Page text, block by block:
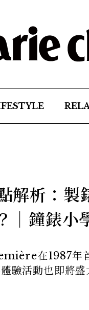
析：製
│鐘錶小
在1987年
驗活動也即將